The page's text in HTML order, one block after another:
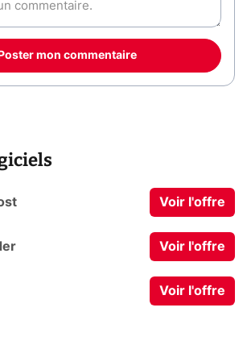
Poster mon commentaire
Voir l'offre
Voir l'offre
Voir l'offre